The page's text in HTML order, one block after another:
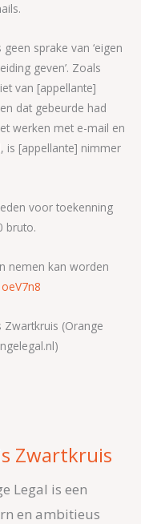
sprake van ‘eigen
geven’. Zoals
van [appellante]
dat gebeurde had
werken met e-mail en
is [appellante] nimmer
voor toekenning
bruto.
nemen kan worden
(Orange
Zwartkruis
Legal is een
en ambitieus